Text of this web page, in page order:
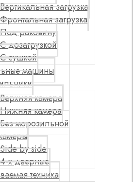
Вертикальная загрузка
Фронтальная загрузка
Под раковину
С дозагрузкой
С сушкой
машины
Верхняя камера
Нижняя камера
Без морозильной
Side by side
4-х дверные
техника